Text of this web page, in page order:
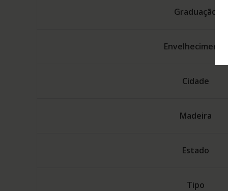
Graduação
Envelhecimento
Cidade
Madeira
Estado
Tipo